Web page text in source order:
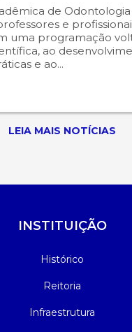
de
e
uma programação
ao
e ao...
LEIA MAIS NOTÍCIAS
INSTITUIÇÃO
Histórico
Reitoria
Infraestrutura